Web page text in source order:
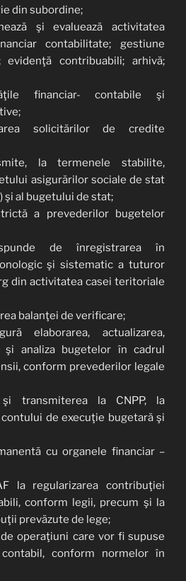
din subordine;
şi evaluează activitatea
contabilitate; gestiune
contribuabili; arhivă;
financiar- contabile şi
solicitărilor de credite
la termenele stabilite,
asigurărilor sociale de stat
şi al bugetului de stat;
a prevederilor bugetelor
de înregistrarea în
şi sistematic a tuturor
din activitatea casei teritoriale
balanţei de verificare;
elaborarea, actualizarea,
şi analiza bugetelor în cadrul
conform prevederilor legale
transmiterea la CNPP, la
de execuţie bugetară şi
cu organele financiar –
la regularizarea contribuţiei
conform legii, precum şi la
prevăzute de lege;
operaţiuni care vor fi supuse
conform normelor în